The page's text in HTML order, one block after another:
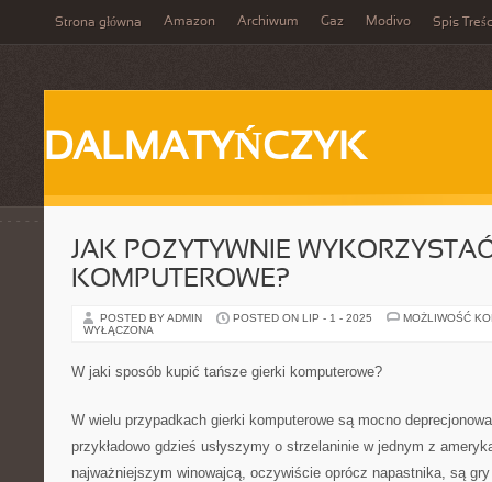
Strona główna Amazon Archiwum Gaz Modivo Spis
DALMATYŃCZYK
JAK POZYTYWNIE
KOMPUTEROWE?
POSTED BY ADMIN POSTED ON LIP - 1 - 2025
MOŻLIWOŚĆ
WYŁĄCZONA
W jaki sposób kupić tańsze gierki komputerowe?
W wielu przypadkach gierki komputerowe są mocno
przykładowo gdzieś usłyszymy o strzelaninie w jednym z
najważniejszym winowajcą, oczywiście oprócz napastnika, są